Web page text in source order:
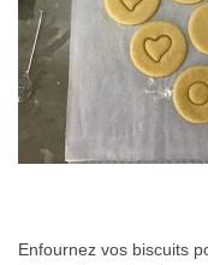
Enfournez vos biscuits